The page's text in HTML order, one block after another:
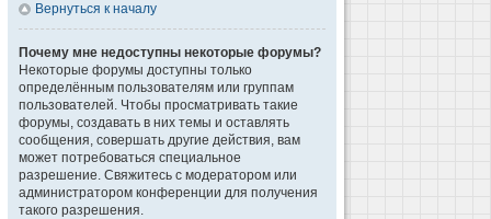
Вернуться к началу
Почему мне недоступны некоторые форумы?
Некоторые форумы доступны только
определённым пользователям или группам
пользователей. Чтобы просматривать такие
форумы, создавать в них темы и оставлять
сообщения, совершать другие действия, вам
может потребоваться специальное
разрешение. Свяжитесь с модератором или
администратором конференции для получения
такого разрешения.